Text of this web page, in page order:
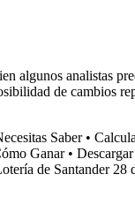
algunos analistas
de cambios
Saber•
Ganar•
de Santander 28